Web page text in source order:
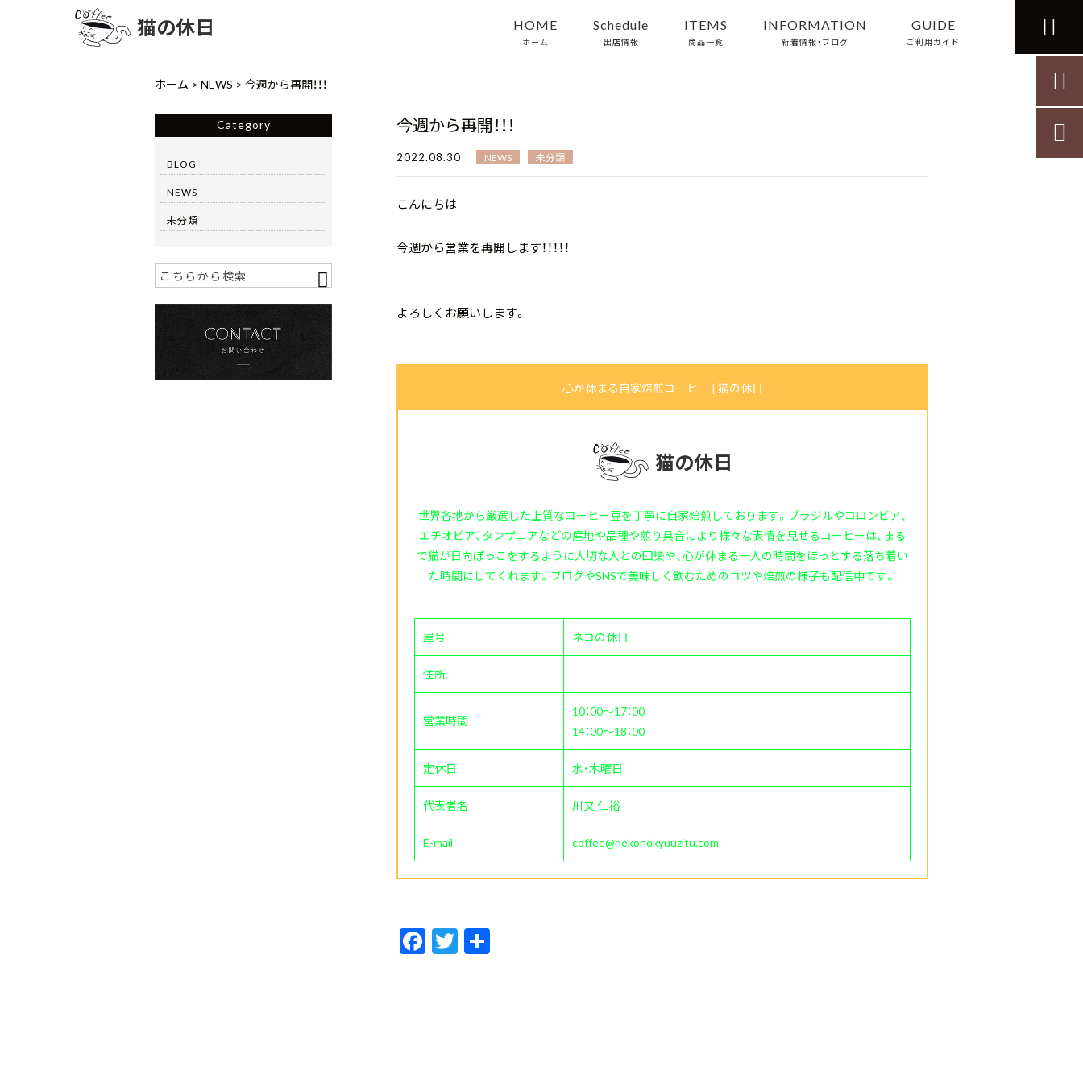
猫の休日 HOME
ホーム
Schedule
出店情報
ITEMS
商品一覧
INFORMATION
新着情報・ブログ
GUIDE
ご利用ガイド

ホーム > NEWS > 今週から再開！！！
今週から再開！！！
2022.08.30 NEWS 未分類
こんにちは
今週から営業を再開します！！！！！
よろしくお願いします。
心が休まる自家焙煎コーヒー | 猫の休日
猫の休日
世界各地から厳選した上質なコーヒー豆を丁寧に自家焙煎しております。ブラジルやコロンビア、
エチオピア、タンザニアなどの産地や品種や煎り具合により様々な表情を見せるコーヒーは、まる
で猫が日向ぼっこをするように大切な人との団欒や、心が休まる一人の時間をほっとする落ち着い
た時間にしてくれます。ブログやSNSで美味しく飲むためのコツや焙煎の様子も配信中です。
屋号 ネコの休日
住所
営業時間
10：00～17：00
14：00～18：00
定休日 水・木曜日
代表者名 川又 仁裕
E-mail coffee@nekonokyuuzitu.com
F
ac
T
w
Category
BLOG
NEWS
未分類

